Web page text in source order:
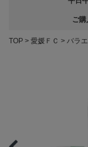
ご購
TOP 愛媛ＦＣ バラ